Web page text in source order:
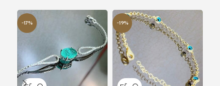
-17% -19%